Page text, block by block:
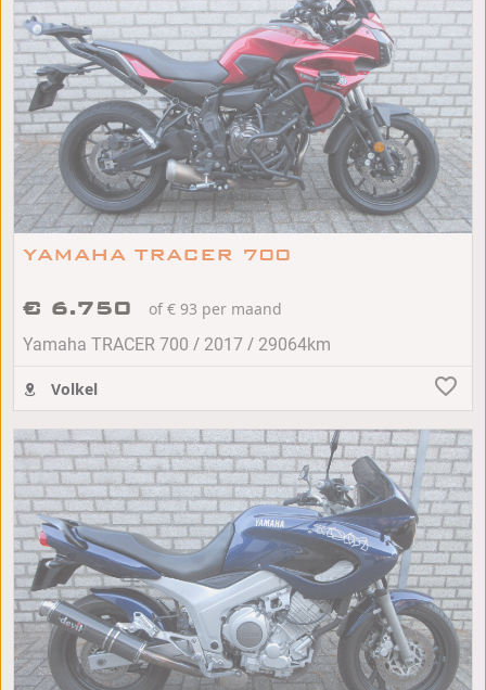
YAMAHA TRACER 700
€ 6.750
of € 93 per maand
Yamaha TRACER 700 / 2017 / 29064km
Volkel